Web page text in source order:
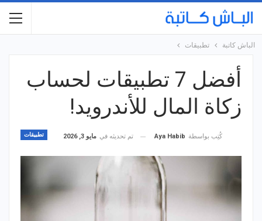
الباش كاتبة تطبيقات
أفضل 7 تطبيقات لحساب
زكاة المال للأندرويد!
تطبيقات كُتِب بواسطة Aya Habib تم تحديثه في مايو 3, 2026